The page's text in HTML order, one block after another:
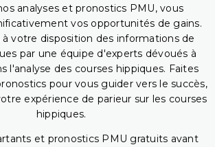
analyses et pronostics PMU, vous
vos opportunités de gains.
votre disposition des informations de
par une équipe d'experts dévoués à
l'analyse des courses hippiques. Faites
pour vous guider vers le succès,
expérience de parieur sur les courses
hippiques.
et pronostics PMU gratuits avant